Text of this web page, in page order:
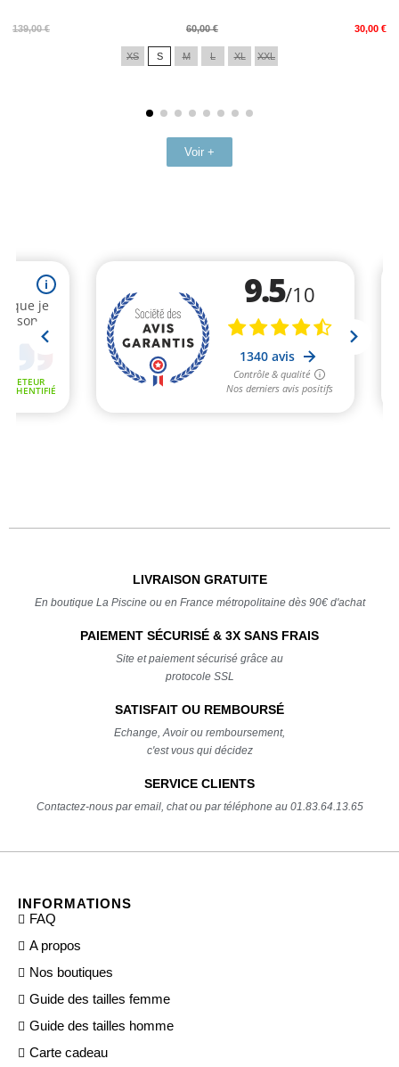
139,00 €
Prix
60,00 € 30,00 €
Prix
XS S M L XL XXL
Voir +
LIVRAISON GRATUITE
En boutique La Piscine ou en France métropolitaine dès 90€ d'achat
PAIEMENT SÉCURISÉ & 3X SANS FRAIS
Site et paiement sécurisé grâce au
protocole SSL
SATISFAIT OU REMBOURSÉ
Echange, Avoir ou remboursement,
c'est vous qui décidez
SERVICE CLIENTS
Contactez-nous par email, chat ou par téléphone au 01.83.64.13.65
INFORMATIONS
FAQ
A propos
Nos boutiques
Guide des tailles femme
Guide des tailles homme
Carte cadeau